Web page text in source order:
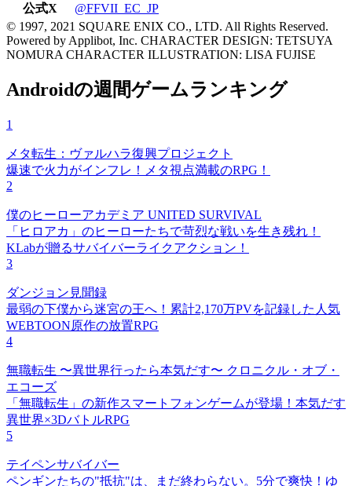
公式X
@FFVII_EC_JP
© 1997, 2021 SQUARE ENIX CO., LTD. All Rights Reserved.
Powered by Applibot, Inc. CHARACTER DESIGN: TETSUYA
NOMURA CHARACTER ILLUSTRATION: LISA FUJISE
Androidの週間ゲームランキング
1
メタ転生：ヴァルハラ復興プロジェクト
爆速で火力がインフレ！メタ視点満載のRPG！
2
僕のヒーローアカデミア UNITED SURVIVAL
「ヒロアカ」のヒーローたちで苛烈な戦いを生き残れ！
KLabが贈るサバイバーライクアクション！
3
ダンジョン見聞録
最弱の下僕から迷宮の王へ！累計2,170万PVを記録した人気
WEBTOON原作の放置RPG
4
無職転生 〜異世界行ったら本気だす〜 クロニクル・オブ・
エコーズ
「無職転生」の新作スマートフォンゲームが登場！本気だす
異世界×3DバトルRPG
5
テイペンサバイバー
ペンギンたちの"抵抗"は、まだ終わらない。5分で爽快！ゆ